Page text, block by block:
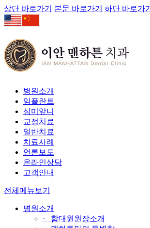
상단 바로가기 본문 바로가기 하단 바로가기
병원소개
임플란트
심미앞니
교정치료
일반치료
치료사례
언론보도
온라인상담
고객안내
전체메뉴보기
병원소개
· 함대원원장소개